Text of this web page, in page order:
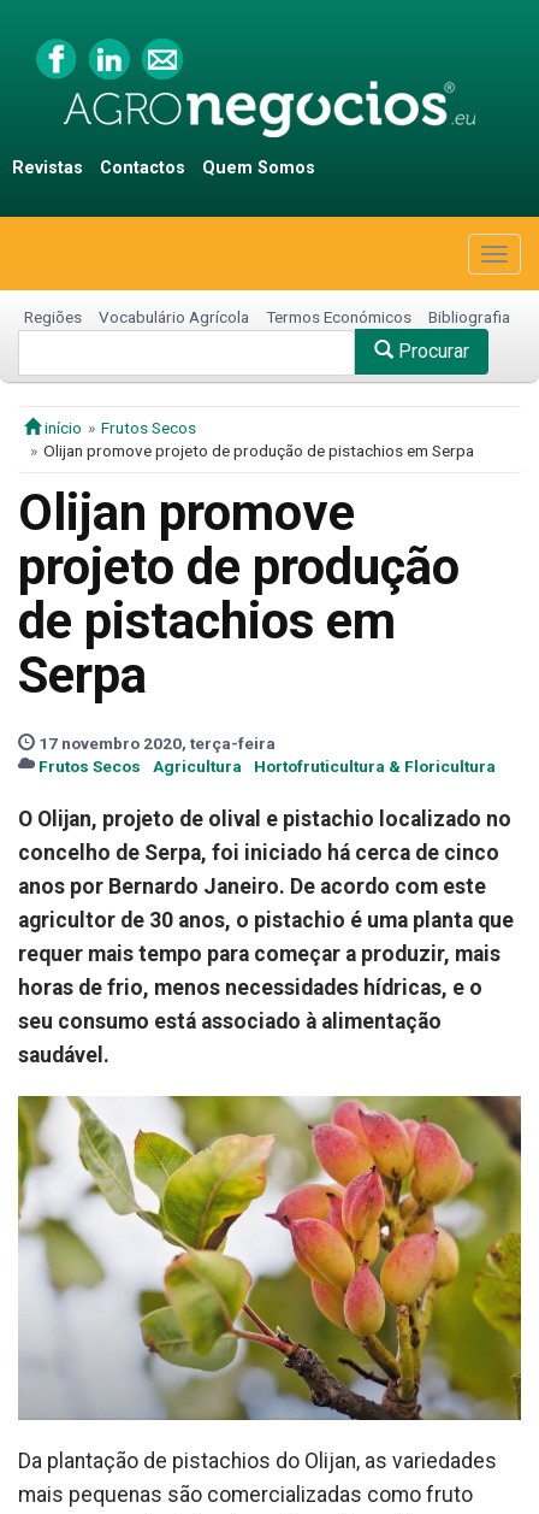
Revistas Contactos Quem Somos
Regiões Vocabulário Agrícola Termos Económicos Bibliografia
Procurar
início
Frutos Secos
Olijan promove projeto de produção de pistachios em Serpa
Olijan promove
projeto de produção
de pistachios em
Serpa
17 novembro 2020, terça-feira
Frutos Secos
Agricultura Hortofruticultura & Floricultura
O Olijan, projeto de olival e pistachio localizado no
concelho de Serpa, foi iniciado há cerca de cinco
anos por Bernardo Janeiro. De acordo com este
agricultor de 30 anos, o pistachio é uma planta que
requer mais tempo para começar a produzir, mais
horas de frio, menos necessidades hídricas, e o
seu consumo está associado à alimentação
saudável.
Da plantação de pistachios do Olijan, as variedades
mais pequenas são comercializadas como fruto